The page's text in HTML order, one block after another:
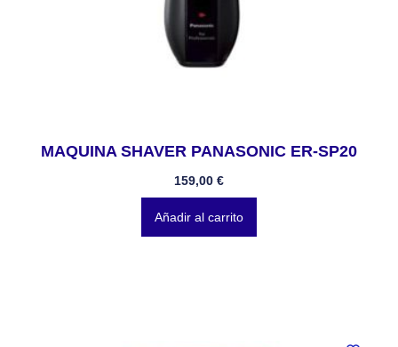
MAQUINA SHAVER PANASONIC ER-SP20
159,00 €
Añadir al carrito